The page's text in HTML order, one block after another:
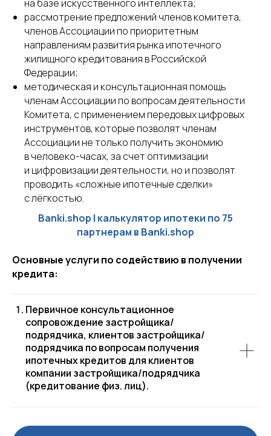
на базе искусственного интеллекта;
рассмотрение предложений членов комитета,
членов Ассоциации по приоритетным
направлениям развития рынка ипотечного
жилищного кредитования в Российской
Федерации;
методическая и консультационная помощь
членам Ассоциации по вопросам деятельности
Комитета, с применением передовых цифровых
инструментов, которые позволят членам
Ассоциации не только получить экономию
в человеко-часах, за счет оптимизации
и цифровизации деятельности, но и позволят
проводить «сложные ипотечные сделки»
с лёгкостью.
Banki.shop | калькулятор ипотеки по 75
партнерам в Banki.shop
Основные услуги по содействию в получении
кредита:
Первичное консультационное
сопровождение застройщика/
подрядчика, клиентов застройщика/
подрядчика по вопросам получения
ипотечных кредитов для клиентов
компании застройщика/подрядчика
(кредитование физ. лиц).